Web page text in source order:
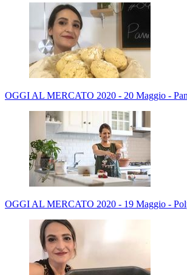
OGGI AL MERCATO 2020 - 20 Maggio -
OGGI AL MERCATO 2020 - 19 Maggio -